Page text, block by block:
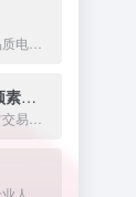
光厂(VJ师网) 免费高清视频素材下载